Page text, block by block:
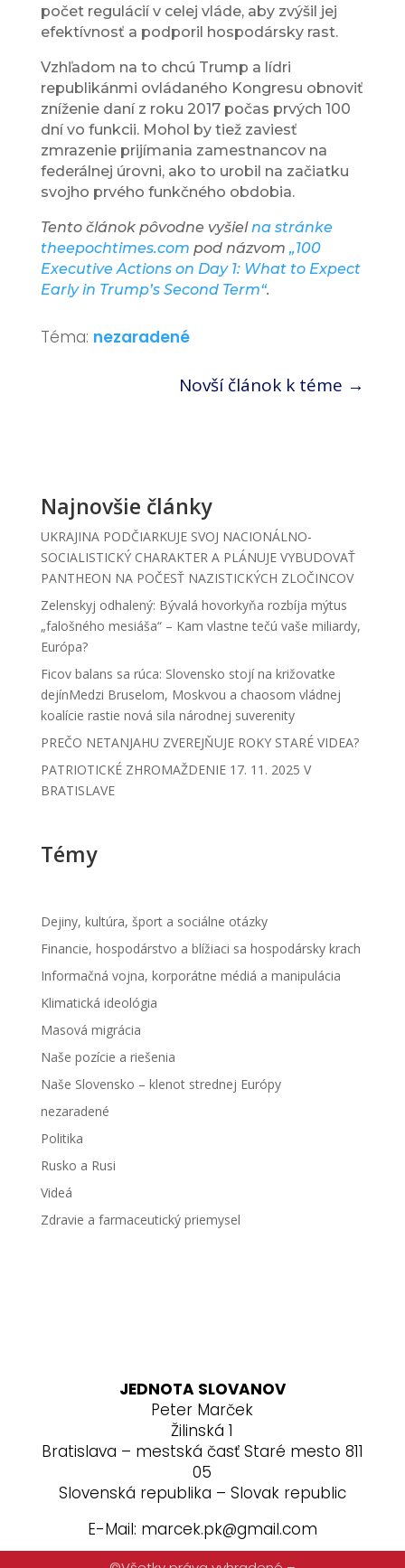
počet regulácií v celej vláde, aby zvýšil jej
efektívnosť a podporil hospodársky rast.
Vzhľadom na to chcú Trump a lídri
republikánmi ovládaného Kongresu obnoviť
zníženie daní z roku 2017 počas prvých 100
dní vo funkcii. Mohol by tiež zaviesť
zmrazenie prijímania zamestnancov na
federálnej úrovni, ako to urobil na začiatku
svojho prvého funkčného obdobia.
Tento článok pôvodne vyšiel na stránke
theepochtimes.com pod názvom „100
Executive Actions on Day 1: What to Expect
Early in Trump’s Second Term“.
Téma: nezaradené
Novší článok k téme →
Najnovšie články
UKRAJINA PODČIARKUJE SVOJ NACIONÁLNO-
SOCIALISTICKÝ CHARAKTER A PLÁNUJE VYBUDOVAŤ
PANTHEON NA POČESŤ NAZISTICKÝCH ZLOČINCOV
Zelenskyj odhalený: Bývalá hovorkyňa rozbíja mýtus
„falošného mesiáša“ – Kam vlastne tečú vaše miliardy,
Európa?
Ficov balans sa rúca: Slovensko stojí na križovatke
dejínMedzi Bruselom, Moskvou a chaosom vládnej
koalície rastie nová sila národnej suverenity
PREČO NETANJAHU ZVEREJŇUJE ROKY STARÉ VIDEA?
PATRIOTICKÉ ZHROMAŽDENIE 17. 11. 2025 V
BRATISLAVE
Témy
Dejiny, kultúra, šport a sociálne otázky
Financie, hospodárstvo a blížiaci sa hospodársky krach
Informačná vojna, korporátne médiá a manipulácia
Klimatická ideológia
Masová migrácia
Naše pozície a riešenia
Naše Slovensko – klenot strednej Európy
nezaradené
Politika
Rusko a Rusi
Videá
Zdravie a farmaceutický priemysel
JEDNOTA SLOVANOV
Peter Marček
Žilinská 1
Bratislava – mestská časť Staré mesto 811
05
Slovenská republika – Slovak republic
E-Mail: marcek.pk@gmail.com